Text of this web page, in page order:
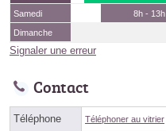
Samedi
8h - 13h
Dimanche
Signaler une erreur
Contact
Téléphone Téléphoner au vitrier